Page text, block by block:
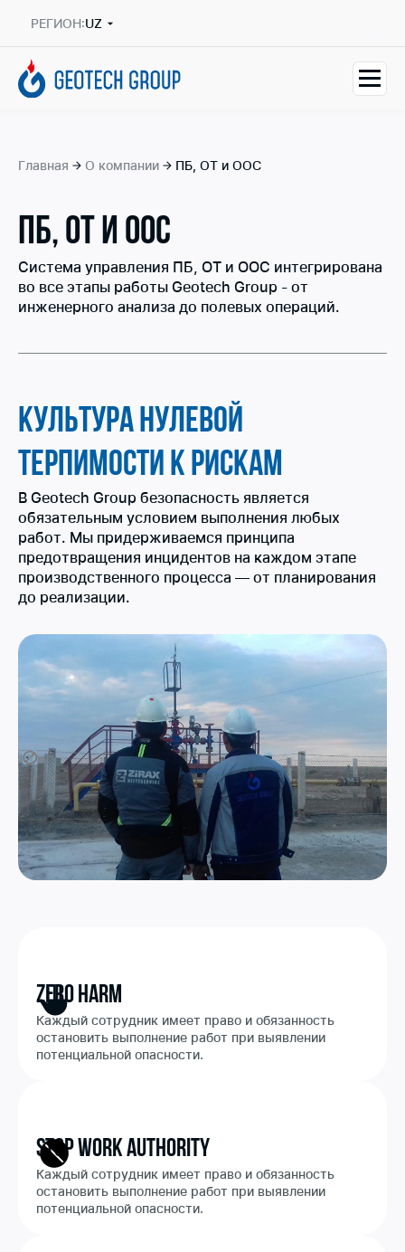
РЕГИОН:UZ
Главная О компании ПБ, ОТ и ООС
ПБ, ОТ И ООС
Система управления ПБ, ОТ и ООС интегрирована
во все этапы работы Geotech Group - от
инженерного анализа до полевых операций.
Культура нулевой
терпимости к рискам
В Geotech Group безопасность является
обязательным условием выполнения любых
работ. Мы придерживаемся принципа
предотвращения инцидентов на каждом этапе
производственного процесса — от планирования
до реализации.
Zero Harm
Каждый сотрудник имеет право и обязанность
остановить выполнение работ при выявлении
потенциальной опасности.
Stop Work Authority
Каждый сотрудник имеет право и обязанность
остановить выполнение работ при выявлении
потенциальной опасности.